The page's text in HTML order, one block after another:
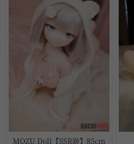
MOZU Doll【SSR級】85cm